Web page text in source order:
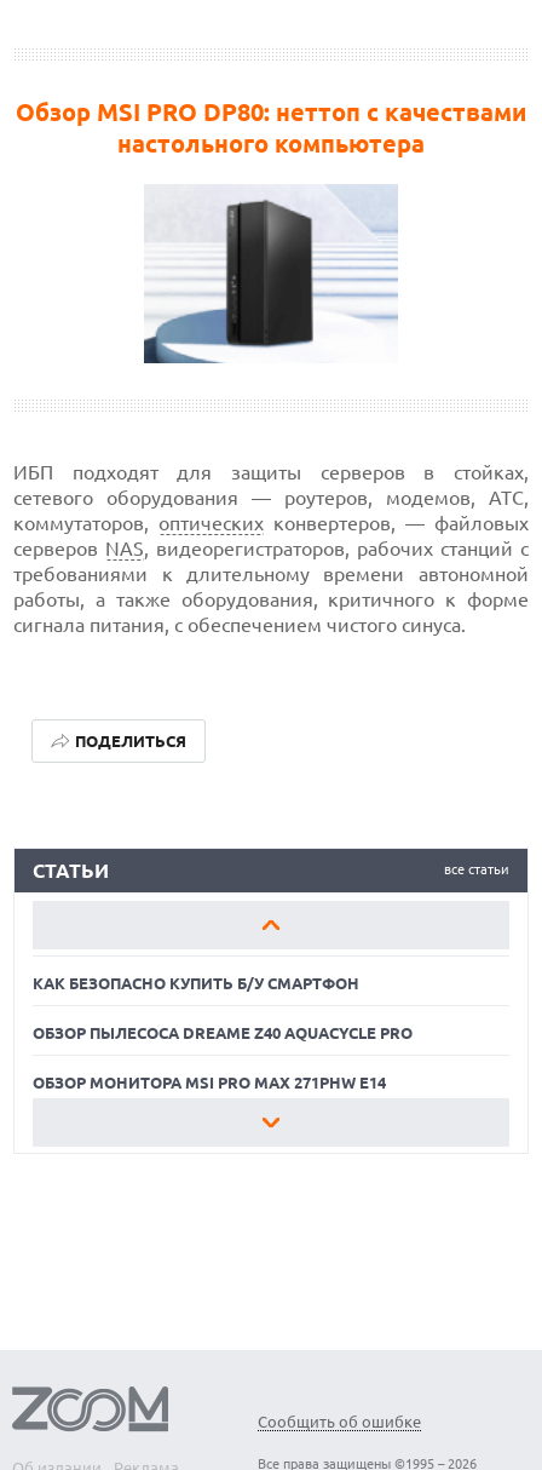
Обзор MSI PRO DP80: неттоп с качествами
настольного компьютера
ИБП подходят для защиты серверов в стойках,
сетевого оборудования — роутеров, модемов, АТС,
коммутаторов, оптических конвертеров, — файловых
серверов NAS, видеорегистраторов, рабочих станций с
требованиями к длительному времени автономной
работы, а также оборудования, критичного к форме
сигнала питания, с обеспечением чистого синуса.
ПОДЕЛИТЬСЯ
все статьи
СТАТЬИ
ОБЗОР МОНИТОРА MSI PRO MAX 271PHW E14
КАК БЕЗОПАСНО КУПИТЬ Б/У СМАРТФОН
ОБЗОР ПЫЛЕСОСА DREAME Z40 AQUACYCLE PRO
ОБЗОР МОНИТОРА MSI PRO MAX 271PHW E14
КАК БЕЗОПАСНО КУПИТЬ Б/У СМАРТФОН
Сообщить об ошибке
Все права защищены ©1995 – 2026